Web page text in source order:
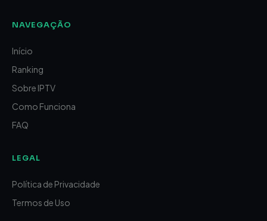
NAVEGAÇÃO
Início
Ranking
Sobre IPTV
Como Funciona
FAQ
LEGAL
Política de Privacidade
Termos de Uso